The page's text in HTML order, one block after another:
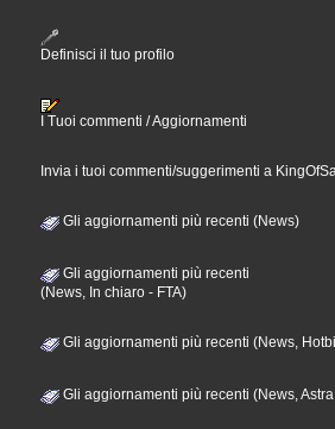
Definisci il tuo profilo
I Tuoi commenti / Aggiornamenti
Invia i tuoi commenti/suggerimenti a
Gli aggiornamenti più recenti (News)
Gli aggiornamenti più recenti
(News, In chiaro - FTA)
Gli aggiornamenti più recenti (News,
Gli aggiornamenti più recenti (News,